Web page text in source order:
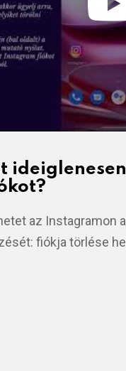
az Instagramon
fiókja törlése